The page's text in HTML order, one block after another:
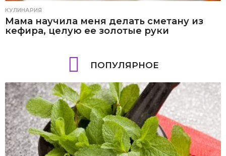
КУЛИНАРИЯ
Мама научила меня делать сметану из
кефира, целую ее золотые руки
ПОПУЛЯРНОЕ